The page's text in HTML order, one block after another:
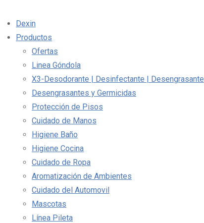
Dexin
Productos
Ofertas
Linea Góndola
X3-Desodorante | Desinfectante | Desengrasante
Desengrasantes y Germicidas
Protección de Pisos
Cuidado de Manos
Higiene Baño
Higiene Cocina
Cuidado de Ropa
Aromatización de Ambientes
Cuidado del Automovil
Mascotas
Línea Pileta